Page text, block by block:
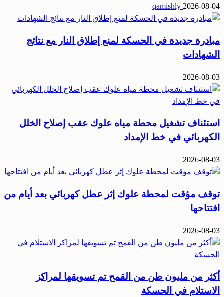
qamishly 2026-08-04
مبادرة جديدة في الحسكة لمنع إطلاق النار مع نتائج
الشهادات
2026-08-03
استئناف تشغيل محطة مياه علوك عقب إصلاح الخلل
الكهربائي في خط الإمداد
2026-08-03
توقف مؤقت لمحطة علوك إثر عطل كهربائي بعد أيام من
افتتاحها
2026-08-03
أكثر من مليون طن من القمح تم تسويقها لمراكز
الاستلام في الحسكة